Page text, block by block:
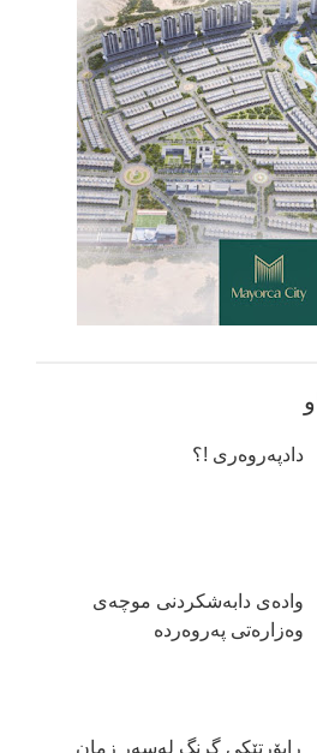
دادپەروەری !؟
وادەی دابەشكردنی موچەی
وەزارەتی پەروەردە
ڕاپۆرتێكی گرنگ لەسەر زمان